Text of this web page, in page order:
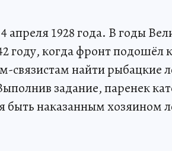
апреля 1928 года. В годы
году, когда фронт подошёл
связистам найти рыбацкие
задание, паренек
быть наказанным хозяином